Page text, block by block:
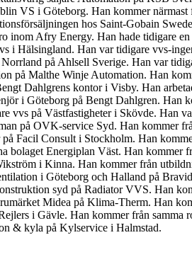
VS i Göteborg. Han kommer närmast
hos Saint-Gobain
inom Afry Energy. Han hade tidigare
i Hälsingland. Han var tidigare vvs-
på Ahlsell Sverige. Han var
på Malthe Winje Automation. Han
Dahlgrens kontor i Visby. Han
i Göteborg på Bengt Dahlgren. Han
vvs på Västfastigheter i Skövde. Han
på OVK-service Syd. Han kommer
Facil Consult i Stockholm. Han
bolaget Energiplan Väst. Han
i Kinna. Han kommer från
i Göteborg och Halland på
syd på Radiator VVS. Han
Midea på Klima-Therm. Han
i Gävle. Han kommer från samma
& kyla på Kylservice i Halmstad.